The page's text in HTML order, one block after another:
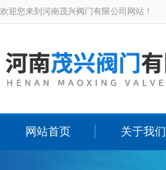
欢迎您来到河南茂兴阀门有限公司网站！
网站首页 关于我们